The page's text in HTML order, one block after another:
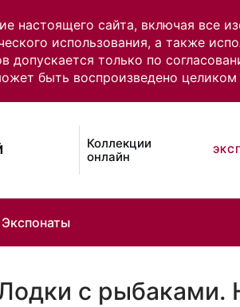
настоящего сайта, включая все
использования, а также
допускается только по
быть воспроизведено
Коллекции
онлайн
Экспонаты
с рыбаками.